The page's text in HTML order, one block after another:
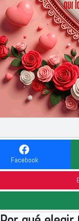
Facebook